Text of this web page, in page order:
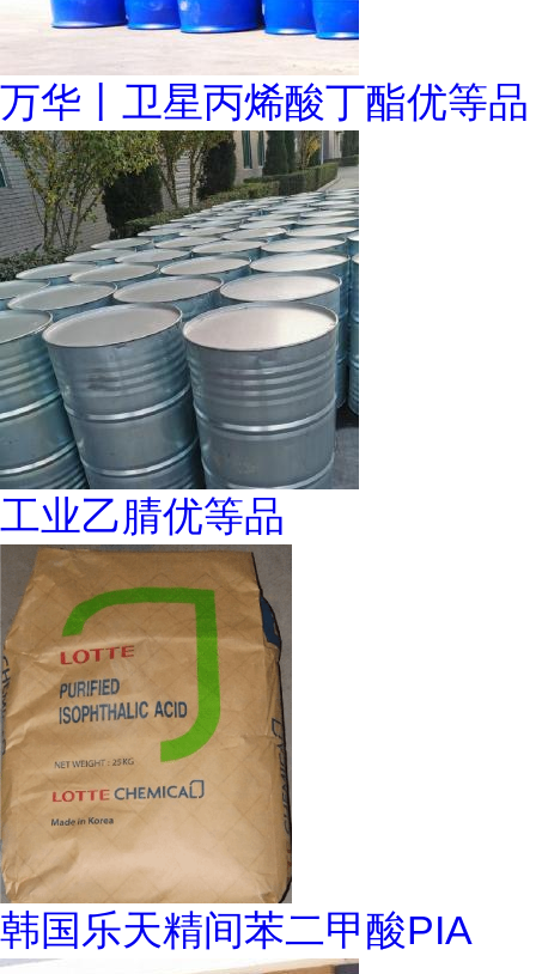
万华丨卫星丙烯酸丁酯优等品
工业乙腈优等品
韩国乐天精间苯二甲酸PIA